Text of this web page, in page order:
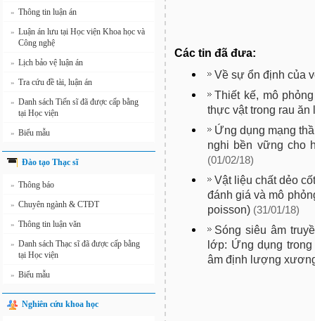
» Thông tin luận án
» Luận án lưu tại Học viện Khoa học và
Công nghệ
» Lịch bảo vệ luận án
» Tra cứu đề tài, luận án
» Danh sách Tiến sĩ đã được cấp bằng
tại Học viện
» Biểu mẫu
Đào tạo Thạc sĩ
» Thông báo
» Chuyên ngành & CTĐT
» Thông tin luận văn
» Danh sách Thạc sĩ đã được cấp bằng
tại Học viện
» Biểu mẫu
Nghiên cứu khoa học
Các tin đã đưa:
Về sự ổn định của
Thiết kế, mô
thực vật trong rau ăn
Ứng dụng mạng
nghi bền vững cho
(01/02/18)
Vật liệu chất dẻo
đánh giá và mô
poisson) (31/01/18)
Sóng siêu âm
lớp: Ứng dụng
âm định lượng